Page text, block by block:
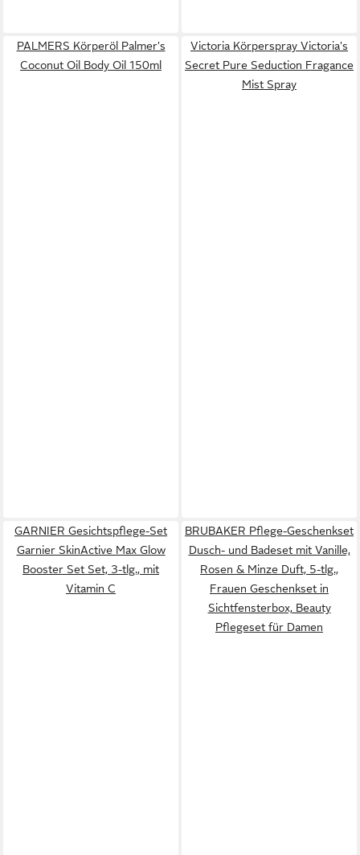
PALMERS Körperöl Palmer's
Coconut Oil Body Oil 150ml
Victoria Körperspray Victoria's
Secret Pure Seduction Fragance
Mist Spray
GARNIER Gesichtspflege-Set
Garnier SkinActive Max Glow
Booster Set Set, 3-tlg., mit
Vitamin C
BRUBAKER Pflege-Geschenkset
Dusch- und Badeset mit Vanille,
Rosen & Minze Duft, 5-tlg.,
Frauen Geschenkset in
Sichtfensterbox, Beauty
Pflegeset für Damen